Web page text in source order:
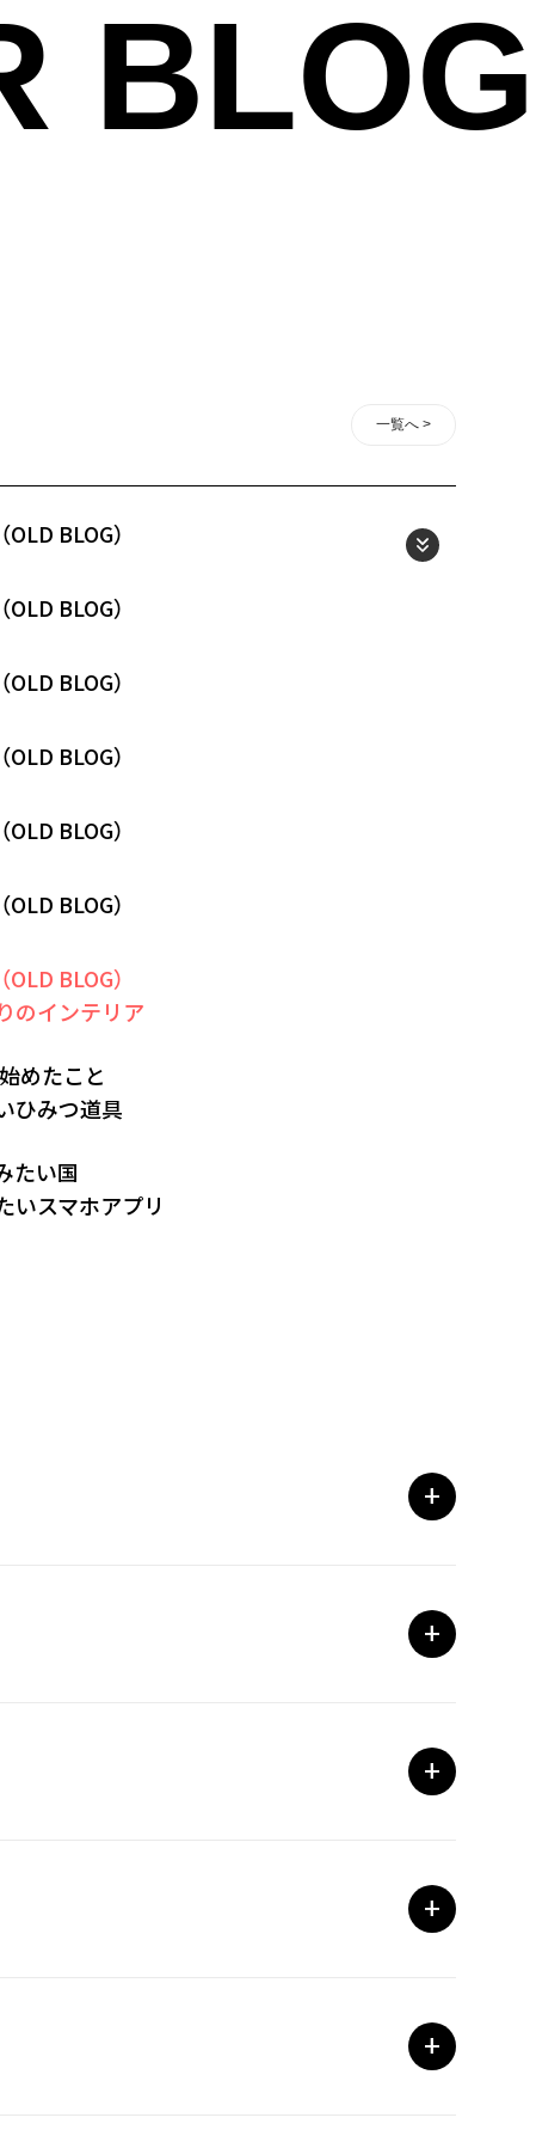
BLOG
一覧へ >
OLD BLOG）
OLD BLOG）
OLD BLOG）
OLD BLOG）
OLD BLOG）
OLD BLOG）
OLD BLOG）
のインテリア
めたこと
ひみつ道具
たい国
いスマホアプリ
+
+
+
+
+